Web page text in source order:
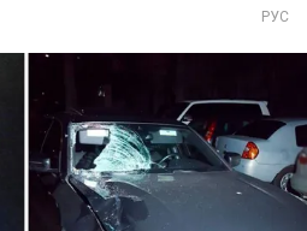
РУС